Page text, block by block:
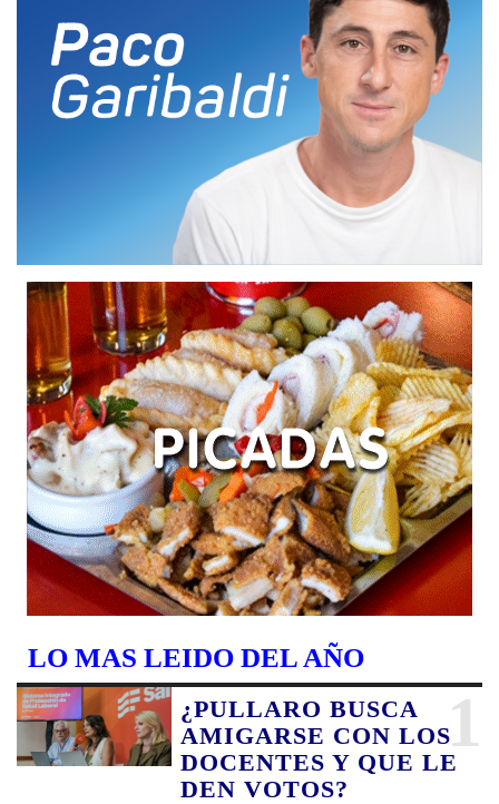
LO MAS LEIDO DEL AÑO
1
¿PULLARO BUSCA
AMIGARSE CON LOS
DOCENTES Y QUE LE
DEN VOTOS?